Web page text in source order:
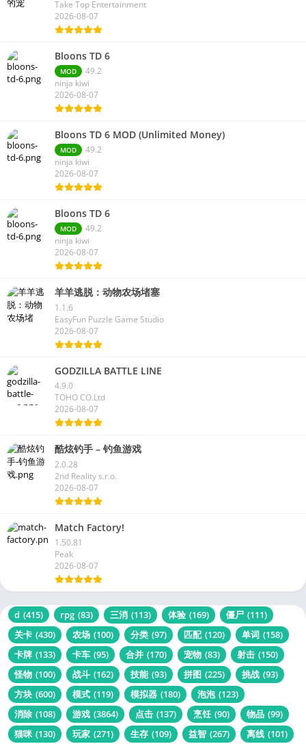
Take Top Entertainment
2026-08-07
Bloons TD 6
MOD
49.2
ninja kiwi
2026-08-07
Bloons TD 6 MOD (Unlimited Money)
MOD
49.2
ninja kiwi
2026-08-07
Bloons TD 6
MOD
49.2
ninja kiwi
2026-08-07
羊羊逃脱：动物农场堵塞
1.1.6
EasyFun Puzzle Game Studio
2026-08-07
GODZILLA BATTLE LINE
4.9.0
TOHO CO.Ltd
2026-08-07
酷炫钓手 – 钓鱼游戏
2.0.28
2nd Reality s.r.o.
2026-08-07
Match Factory!
1.50.81
Peak
2026-08-07
d (415) rpg (83) 三消 (113) 体验 (169) 僵尸 (111)
关卡 (430) 农场 (100) 分类 (97) 匹配 (120) 单词 (158)
卡牌 (133) 卡车 (95) 合并 (170) 宠物 (83) 射击 (150)
怪物 (100) 战斗 (162) 技能 (93) 拼图 (225) 挑战 (93)
方块 (600) 模式 (119) 模拟器 (180) 泡泡 (123)
消除 (108) 游戏 (3864) 点击 (137) 烹饪 (90) 物品 (99)
猫咪 (130) 玩家 (271) 生存 (109) 益智 (267) 离线 (101)